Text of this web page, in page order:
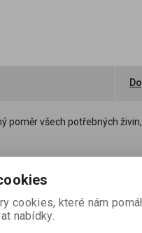
všech potřebných
správnou funkci
cookies, které nám
nabídky.